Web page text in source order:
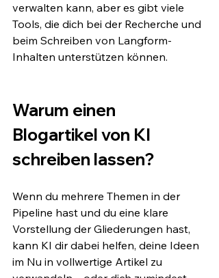
verwalten kann, aber es gibt viele
Tools, die dich bei der Recherche und
beim Schreiben von Langform-
Inhalten unterstützen können.
Warum einen
Blogartikel von KI
schreiben lassen?
Wenn du mehrere Themen in der
Pipeline hast und du eine klare
Vorstellung der Gliederungen hast,
kann KI dir dabei helfen, deine Ideen
im Nu in vollwertige Artikel zu